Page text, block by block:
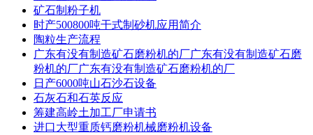
矿石制粉子机
时产500800吨干式制砂机应用简介
陶粒生产流程
广东有没有制造矿石磨粉机的厂广东有没有制造矿石磨
粉机的厂广东有没有制造矿石磨粉机的厂
日产6000吨山石沙石设备
石灰石和石英反应
筹建高岭土加工厂申请书
进口大型重质钙磨粉机械磨粉机设备